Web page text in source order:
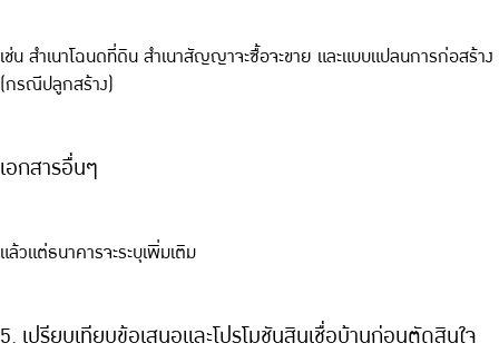
เช่น สำเนาโฉนดที่ดิน สำเนาสัญญาจะซื้อจะขาย และแบบแปลนการก่อสร้าง
(กรณีปลูกสร้าง)
เอกสารอื่นๆ
แล้วแต่ธนาคารจะระบุเพิ่มเติม
5. เปรียบเทียบข้อเสนอและโปรโมชันสินเชื่อบ้านก่อนตัดสินใจ